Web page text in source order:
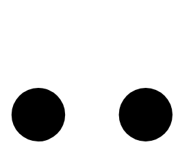
Para Camping